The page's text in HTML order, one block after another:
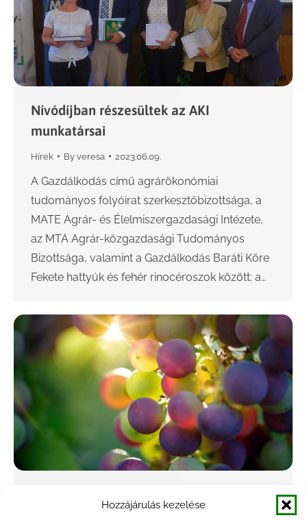
Hozzájárulás kezelése
Nívódíjban részesültek az AKI
munkatársai
Hírek By veresa 2023.06.09.
A Gazdálkodás című agrárökonómiai
tudományos folyóirat szerkesztőbizottsága, a
MATE Agrár- és Élelmiszergazdasági Intézete,
az MTA Agrár-közgazdasági Tudományos
Bizottsága, valamint a Gazdálkodás Baráti Köre
Fekete hattyúk és fehér rinocéroszok között: a…